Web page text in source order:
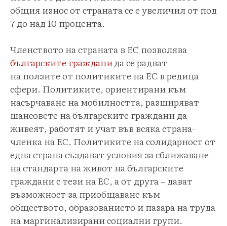
общия износ от страната се е увеличил от под
7 до над 10 процента.
Членството на страната в ЕС позволява
българските гражданида се радват
на ползите от политиките на ЕС в редица
сфери. Политиките, ориентирани към
насърчаване на мобилността, разширяват
шансовете на българските граждани да
живеят, работят и учат във всяка страна-
членка на ЕС. Политиките на солидарност от
една страна създават условия за сближаване
на стандарта на живот на българските
граждани с тези на ЕС, а от друга – дават
възможност за приобщаване към
обществото, образованието и пазара на труда
на маргинализирани социални групи.